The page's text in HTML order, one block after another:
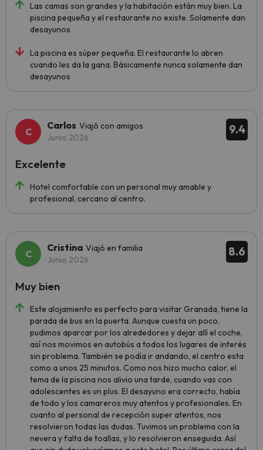
Las camas son grandes y la habitación están muy bien. La
piscina pequeña y el restaurante no existe. Solamente dan
desayunos
La piscina es súper pequeña. El restaurante lo abren
cuando les da la gana. Básicamente nunca solamente dan
desayunos
9.4
Carlos Viajó con amigos
Junio 2026
Hotel comfortable con un personal muy amable y
profesional, cercano al centro.
Excelente
8.6
Cristina Viajó en familia
Junio 2026
Este alojamiento es perfecto para visitar Granada, tiene la
parada de bus en la puerta. Aunque cuesta un poco,
pudimos aparcar por los alrededores y dejar allí el coche,
así nos movimos en autobús a todos los lugares de interés
sin problema. También se podía ir andando, el centro esta
como a unos 25 minutos. Como nos hizo mucho calor, el
tema de la piscina nos alivio una tarde, cuando vas con
adolescentes es un plus. El desayuno era correcto, había
de todo y los camareros muy atentos y profesionales. En
cuanto al personal de recepción super atentos, nos
resolvieron todas las dudas. Tuvimos un problema con la
nevera y falta de toallas, y lo resolvieron enseguida. Así
Muy bien